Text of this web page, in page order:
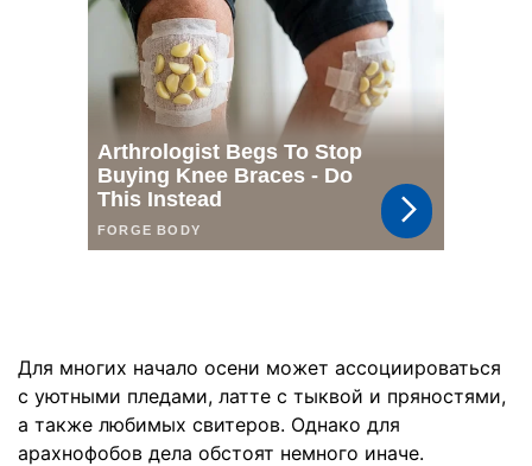
Для многих начало осени может ассоциироваться
с уютными пледами, латте с тыквой и пряностями,
а также любимых свитеров. Однако для
арахнофобов дела обстоят немного иначе.